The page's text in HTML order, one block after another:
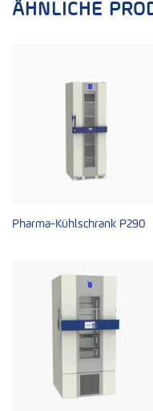
ÄHNLICHE
Pharma-Kühlschrank P290